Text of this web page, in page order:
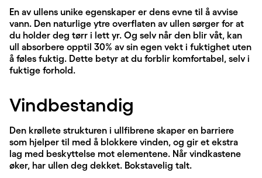
En av ullens unike egenskaper er dens evne til å avvise
vann. Den naturlige ytre overflaten av ullen sørger for at
du holder deg tørr i lett yr. Og selv når den blir våt, kan
ull absorbere opptil 30% av sin egen vekt i fuktighet uten
å føles fuktig. Dette betyr at du forblir komfortabel, selv i
fuktige forhold.
Vindbestandig
Den krøllete strukturen i ullfibrene skaper en barriere
som hjelper til med å blokkere vinden, og gir et ekstra
lag med beskyttelse mot elementene. Når vindkastene
øker, har ullen deg dekket. Bokstavelig talt.